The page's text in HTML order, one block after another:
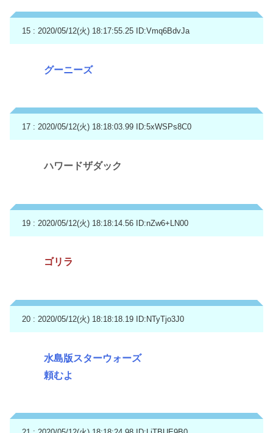
15 : 2020/05/12(火) 18:17:55.25 ID:Vmq6BdvJa
グーニーズ
17 : 2020/05/12(火) 18:18:03.99 ID:5xWSPs8C0
ハワードザダック
19 : 2020/05/12(火) 18:18:14.56 ID:nZw6+LN00
ゴリラ
20 : 2020/05/12(火) 18:18:18.19 ID:NTyTjo3J0
水島版スターウォーズ
頼むよ